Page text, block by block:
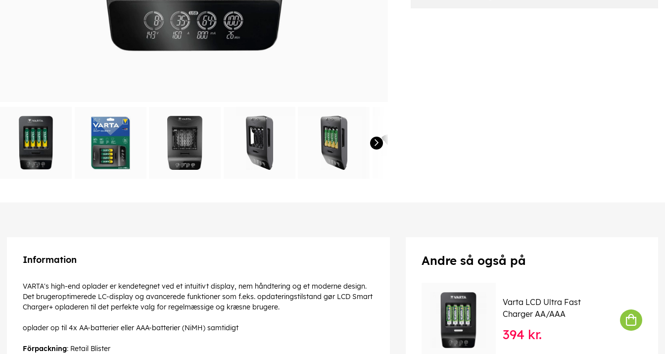
Information
VARTA's high-end oplader er kendetegnet ved et intuitivt display, nem håndtering og et moderne design.
Det brugeroptimerede LC-display og avancerede funktioner som f.eks. opdateringstilstand gør LCD Smart
Charger+ opladeren til det perfekte valg for regelmæssige og kræsne brugere.
oplader op til 4x AA-batterier eller AAA-batterier (NiMH) samtidigt
Förpackning: Retail Blister
Andre så også på
Varta LCD Ultra Fast
Charger AA/AAA
394 kr.